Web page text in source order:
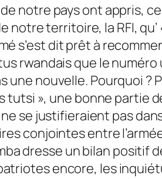
notre pays ont appris,
territoire, la RFI, qu’
s’est dit prêt à
rwandais que le
nouvelle. Pourquoi ?
», une bonne partie
se justifieraient pas
conjointes entre
dresse un bilan positif
encore, les